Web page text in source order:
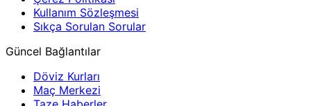
Kullanım Sözleşmesi
Sıkça Sorulan Sorular
Güncel Bağlantılar
Döviz Kurları
Maç Merkezi